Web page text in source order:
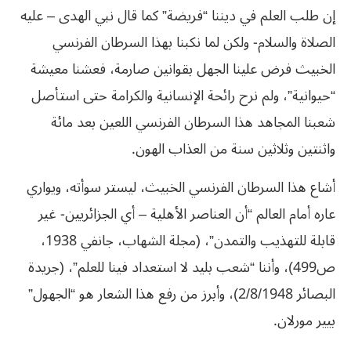
إن طلب العلم في ديننا “فريضة” كما قال نبي الهدى – عليه
الصلاة والسلام- ولكن لما نكبنا بهذا السرطان الفرنسي
الخبيث فرض علينا الجهل بقوانين صارمة، فعشنا معيشة
“حيوانية”، ولم نرح رائحة الإنسانية والكرامة حتى استأصل
شعبنا المجاهد هذا السرطان الفرنسي اللعين بعد مائة
واثنتين وثلاثين سنة من العذاب الهون.
أشاع هذا السرطان الفرنسي الخبيث، ليستر سوأته، ويواري
عاره أمام العالم “أن العناصر الأهلية – أي الجزائريين- غير
قابلة للتهذيب والتمدن”، (مجلة الشهاب، جانفي 1938،
ص499)، وأننا “شعب بليد لا استعداد فينا للعلم”، (جريدة
البصائر 2/8/1948)، وأبرز من رفع هذا الشعار هو “الجهول”
بيير مورلان.